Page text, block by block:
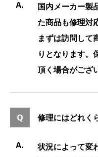
国内メーカー製
た商品も修理対
まずは訪問して
りとなります。
頂く場合がござ
修理にはどれく
状況によって変